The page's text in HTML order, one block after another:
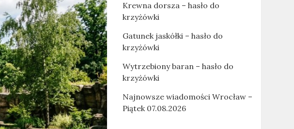
Krewna dorsza – hasło do
krzyżówki
Gatunek jaskółki – hasło do
krzyżówki
Wytrzebiony baran – hasło do
krzyżówki
Najnowsze wiadomości Wrocław –
Piątek 07.08.2026